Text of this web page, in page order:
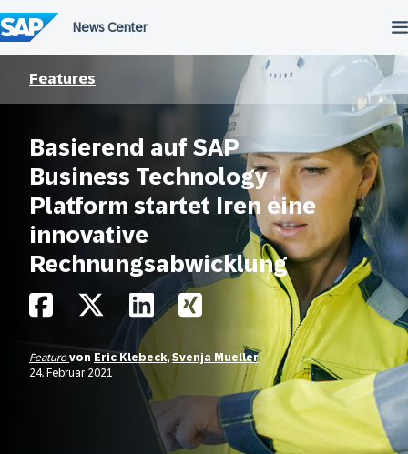
Features
Basierend auf SAP
Business Technology
Platform startet Iren eine
innovative
Rechnungsabwicklung
Featurevon Eric Klebeck, Svenja Mueller
24. Februar 2021